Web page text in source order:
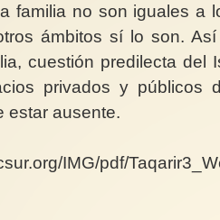
familia no son iguales a
ámbitos sí lo son.
cuestión predilecta del
privados y
estar ausente.
IMG/pdf/